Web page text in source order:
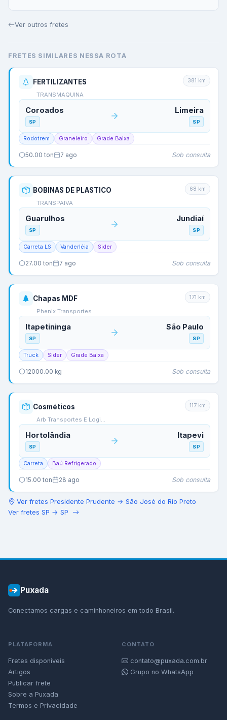
Ver outros fretes
FRETES SIMILARES NESSA ROTA
FERTILIZANTES
TRANSMAQUINA
381 km
Coroados
SP
Limeira
SP
Rodotrem Graneleiro Grade Baixa
50.00 ton 7 ago Sob consulta
BOBINAS DE PLASTICO
TRANSPAIVA
68 km
Guarulhos
SP
Jundiaí
SP
Carreta LS Vanderléia Sider
27.00 ton 7 ago Sob consulta
Chapas MDF
Phenix Transportes
171 km
Itapetininga
SP
São Paulo
SP
Truck Sider Grade Baixa
12000.00 kg Sob consulta
Cosméticos
Arb Transportes E Logi…
117 km
Hortolândia
SP
Itapevi
SP
Carreta Baú Refrigerado
15.00 ton 28 ago Sob consulta
Ver fretes Presidente Prudente → São José do Rio Preto
Ver fretes SP → SP
Puxada
Conectamos cargas e caminhoneiros em todo Brasil.
PLATAFORMA
Fretes disponíveis
Artigos
Publicar frete
Sobre a Puxada
Termos e Privacidade
CONTATO
contato@puxada.com.br
Grupo no WhatsApp